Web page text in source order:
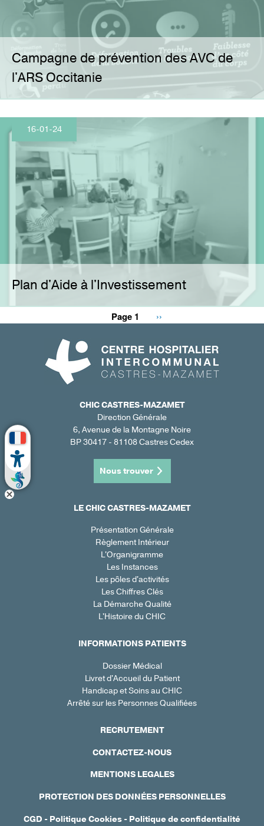
Campagne de prévention des AVC de
l'ARS Occitanie
16-01-24
Plan d'Aide à l'Investissement
Pagination
Page 1
Page
››
CHIC CASTRES-MAZAMET
Direction Générale
6, Avenue de la Montagne Noire
BP 30417 - 81108 Castres Cedex
Nous trouver
LE CHIC CASTRES-MAZAMET
Présentation Générale
Règlement Intérieur
L'Organigramme
Les Instances
Les pôles d'activités
Les Chiffres Clés
La Démarche Qualité
L'Histoire du CHIC
INFORMATIONS PATIENTS
Dossier Médical
Livret d'Accueil du Patient
Handicap et Soins au CHIC
Arrêté sur les Personnes Qualifiées
RECRUTEMENT
CONTACTEZ-NOUS
MENTIONS LEGALES
PROTECTION DES DONNÉES PERSONNELLES
CGD - Politique Cookies - Politique de confidentialité